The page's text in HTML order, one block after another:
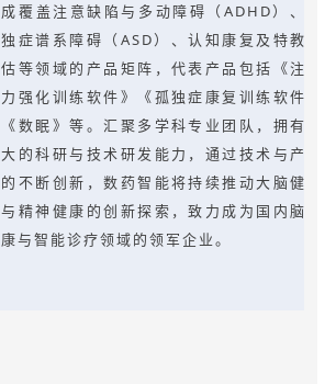
成覆盖注意缺陷与多动障碍（ADHD）、孤
独症谱系障碍（ASD）、认知康复及特教评
估等领域的产品矩阵，代表产品包括《注意
力强化训练软件》《孤独症康复训练软件》
《数眠》等。汇聚多学科专业团队，拥有强
大的科研与技术研发能力，通过技术与产品
的不断创新，数药智能将持续推动大脑健康
与精神健康的创新探索，致力成为国内脑健
康与智能诊疗领域的领军企业。